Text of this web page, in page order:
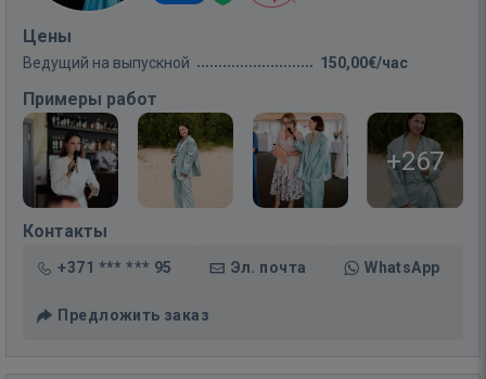
Цены
Ведущий на выпускной 150,00€/час
Примеры работ
+267
Контакты
+371 *** *** 95 Эл. почта WhatsApp
Предложить заказ